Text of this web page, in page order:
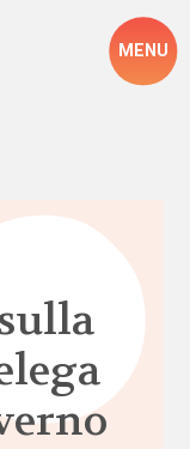
MENU